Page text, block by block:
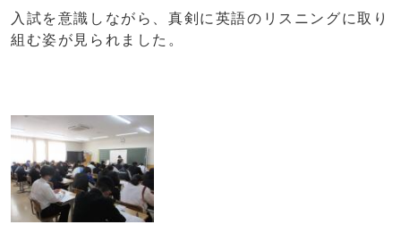
入試を意識しながら、真剣に英語のリスニングに取り
組む姿が見られました。